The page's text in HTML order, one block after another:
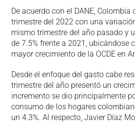
De acuerdo con el DANE, Colombia
trimestre del 2022 con una
mismo trimestre del año pasado y
de 7.5% frente a 2021, ubicándose
mayor crecimiento de la OCDE en
Desde el enfoque del gasto cabe
trimestre del año presentó un
incremento se dio principalmente
consumo de los hogares
un 4.3%. Al respecto, Javier Díaz